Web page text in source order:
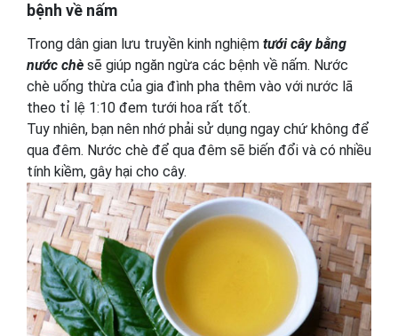
bệnh về nấm
Trong dân gian lưu truyền kinh nghiệm tưới cây bằng
nước chè sẽ giúp ngăn ngừa các bệnh về nấm. Nước
chè uống thừa của gia đình pha thêm vào với nước lã
theo tỉ lệ 1:10 đem tưới hoa rất tốt.
Tuy nhiên, bạn nên nhớ phải sử dụng ngay chứ không để
qua đêm. Nước chè để qua đêm sẽ biến đổi và có nhiều
tính kiềm, gây hại cho cây.